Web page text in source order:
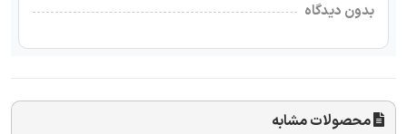
بدون دیدگاه
محصولات مشابه